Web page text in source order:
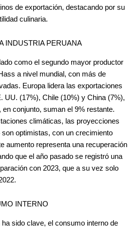
de exportación, destacando por su
culinaria.
INDUSTRIA PERUANA
como el segundo mayor productor
a nivel mundial, con más de
Europa lidera las exportaciones
UU. (17%), Chile (10%) y China (7%),
conjunto, suman el 9% restante.
climáticas, las proyecciones
son optimistas, con un crecimiento
aumento representa una recuperación
que el año pasado se registró una
con 2023, que a su vez solo
INTERNO
sido clave, el consumo interno de